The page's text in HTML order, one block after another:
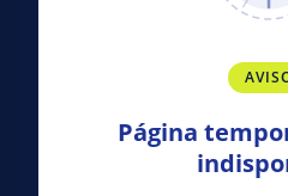
Página